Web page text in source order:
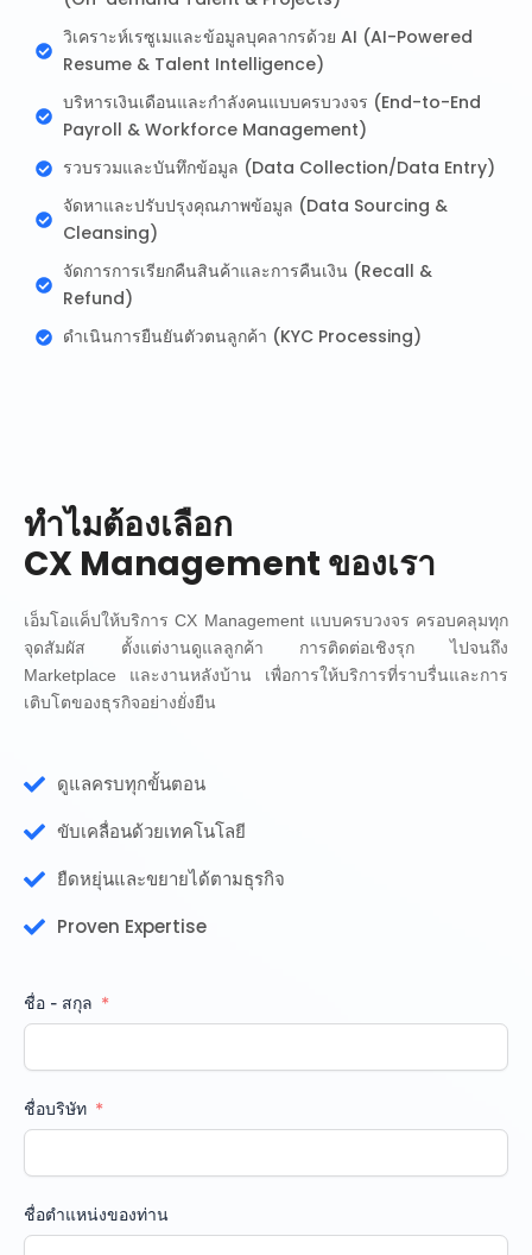
วิเคราะห์เรซูเมและข้อมูลบุคลากรด้วย AI (AI-Powered
Resume & Talent Intelligence)
บริหารเงินเดือนและกำลังคนแบบครบวงจร (End-to-End
Payroll & Workforce Management)
รวบรวมและบันทึกข้อมูล (Data Collection/Data Entry)
จัดหาและปรับปรุงคุณภาพข้อมูล (Data Sourcing &
Cleansing)
จัดการการเรียกคืนสินค้าและการคืนเงิน (Recall &
Refund)
ดำเนินการยืนยันตัวตนลูกค้า (KYC Processing)
ทำไมต้องเลือก
CX Management ของเรา
เอ็มโอแค็ปให้บริการ CX Management แบบครบวงจร ครอบคลุมทุก
จุดสัมผัส ตั้งแต่งานดูแลลูกค้า การติดต่อเชิงรุก ไปจนถึง
Marketplace และงานหลังบ้าน เพื่อการให้บริการที่ราบรื่นและการ
เติบโตของธุรกิจอย่างยั่งยืน
ดูแลครบทุกขั้นตอน
ขับเคลื่อนด้วยเทคโนโลยี
ยืดหยุ่นและขยายได้ตามธุรกิจ
Proven Expertise
ชื่อ - สกุล
ชื่อบริษัท
ชื่อตำแหน่งของท่าน